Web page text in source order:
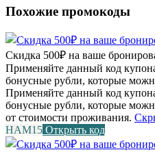
Похожие промокоды
Скидка 500₽ на ваше
Применяйте данный код
бонусные рубли, которые
Применяйте данный код
бонусные рубли, которые
от стоимости проживания.
НАМ15 Открыть код